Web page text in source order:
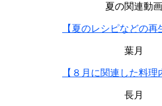
夏の関連動画
【夏のレシピなどの再
葉月
【８月に関連した料理
長月